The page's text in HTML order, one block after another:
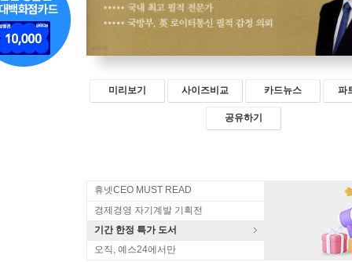
미리보기 사이즈비교 카드뉴스 파
공유하기
휴넷CEO MUST READ
경제경영 자기계발 기획전
기간 한정 특가 도서
오직, 예스24에서만